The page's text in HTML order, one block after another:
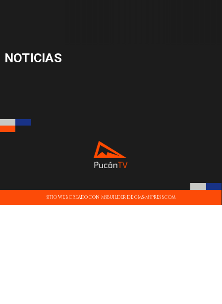
NOTICIAS
SITIO WEB CREADO CON MSBUILDER DE CMS-MSPRESS.COM